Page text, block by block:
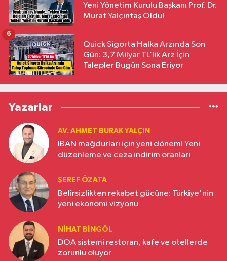
Yeni Yönetim Kurulu Başkanı Prof. Dr.
Murat Yalçıntaş Oldu!
Quick Sigorta Halka Arzında Son
Gün: 3,7 Milyar TL’lik Arz İçin
Talepler Bugün Sona Eriyor
6
Yazarlar
AV. AHMET BURAK YALÇIN
IBAN mağdurları için yeni dönem! Yeni
düzenleme ve ceza indirim oranları
ŞEREF ÖZATA
Belirsizlikten rekabet gücüne: Türkiye'nin
yeni ekonomi vizyonu
NIHAT BINGÖL
DOA sistemi restoran, kafe ve otellerde
zorunlu oluyor